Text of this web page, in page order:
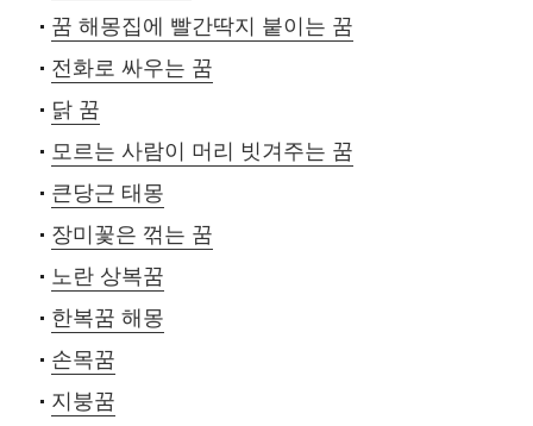
꿈 해몽집에 빨간딱지 붙이는 꿈
전화로 싸우는 꿈
닭 꿈
모르는 사람이 머리 빗겨주는 꿈
큰당근 태몽
장미꽃은 꺾는 꿈
노란 상복꿈
한복꿈 해몽
손목꿈
지붕꿈